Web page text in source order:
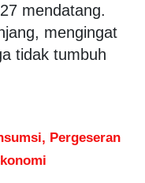
mendatang.
mengingat
tidak tumbuh
Pergeseran